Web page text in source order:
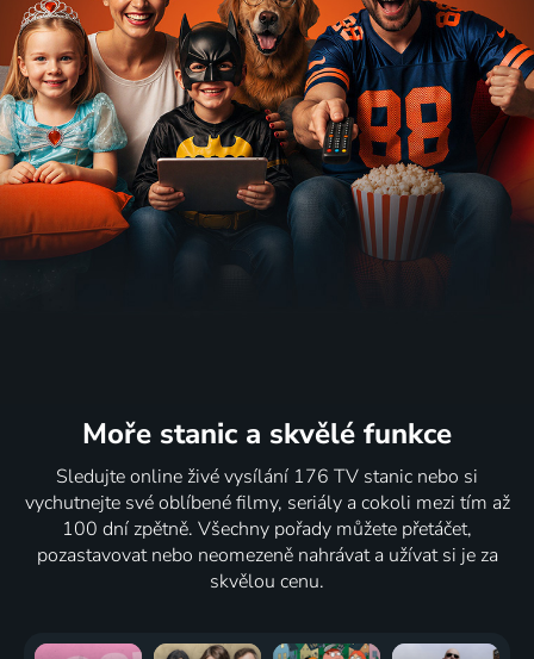
Moře stanic a skvělé funkce
Sledujte online živé vysílání 176 TV stanic nebo si
vychutnejte své oblíbené filmy, seriály a cokoli mezi tím až
100 dní zpětně. Všechny pořady můžete přetáčet,
pozastavovat nebo neomezeně nahrávat a užívat si je za
skvělou cenu.